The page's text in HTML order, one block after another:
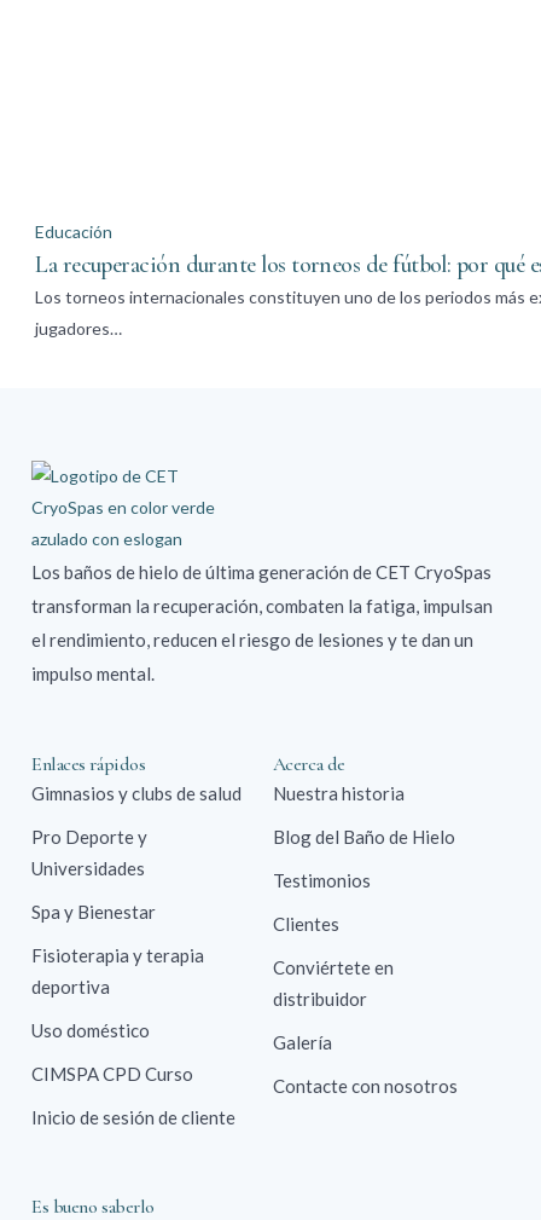
Educación
La recuperación durante los torneos de fútbol: por qué
Los torneos internacionales constituyen uno de los periodos más
jugadores…
Los baños de hielo de última generación de CET CryoSpas
transforman la recuperación, combaten la fatiga, impulsan
el rendimiento, reducen el riesgo de lesiones y te dan un
impulso mental.
Enlaces rápidos
Gimnasios y clubs de salud
Pro Deporte y
Universidades
Spa y Bienestar
Fisioterapia y terapia
deportiva
Uso doméstico
CIMSPA CPD Curso
Inicio de sesión de cliente
Acerca de
Nuestra historia
Blog del Baño de Hielo
Testimonios
Clientes
Conviértete en
distribuidor
Galería
Contacte con nosotros
Es bueno saberlo